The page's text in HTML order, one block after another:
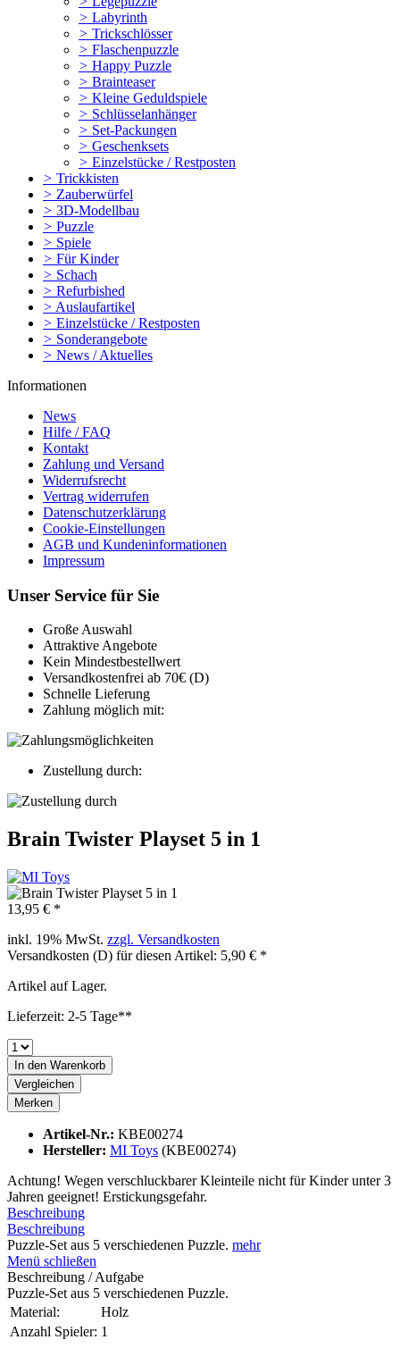
> Labyrinth
> Trickschlösser
> Flaschenpuzzle
> Happy Puzzle
> Brainteaser
> Kleine Geduldspiele
> Schlüsselanhänger
> Set-Packungen
> Geschenksets
> Einzelstücke / Restposten
> Trickkisten
> Zauberwürfel
> 3D-Modellbau
> Puzzle
> Spiele
> Für Kinder
> Schach
> Refurbished
> Auslaufartikel
> Einzelstücke / Restposten
> Sonderangebote
> News / Aktuelles
Informationen
News
Hilfe / FAQ
Kontakt
Zahlung und Versand
Widerrufsrecht
Vertrag widerrufen
Datenschutzerklärung
Cookie-Einstellungen
AGB und Kundeninformationen
Impressum
Unser Service für Sie
Große Auswahl
Attraktive Angebote
Kein Mindestbestellwert
Versandkostenfrei ab 70€ (D)
Schnelle Lieferung
Zahlung möglich mit:
Zustellung durch:
Brain Twister Playset 5 in 1
13,95 € *
inkl. 19% MwSt. zzgl. Versandkosten
Versandkosten (D) für diesen Artikel: 5,90 € *
Artikel auf Lager.
Lieferzeit: 2-5 Tage**
In den Warenkorb
Vergleichen
Merken
Artikel-Nr.: KBE00274
Hersteller: MI Toys (KBE00274)
Achtung! Wegen verschluckbarer Kleinteile nicht für Kinder unter 3
Jahren geeignet! Erstickungsgefahr.
Beschreibung
Beschreibung
Puzzle-Set aus 5 verschiedenen Puzzle. mehr
Menü schließen
Beschreibung / Aufgabe
Puzzle-Set aus 5 verschiedenen Puzzle.
Material:
Holz
Anzahl Spieler: 1